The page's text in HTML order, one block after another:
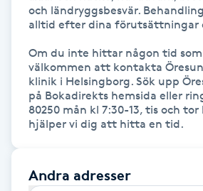
Gruppträning
Gua Sha-massage
Hatha Yoga
och ländryggsbesvär.
alltid efter dina förutsättningar
Om du inte hittar någon tid som
välkommen att kontakta
klinik i Helsingborg. Sök upp
på Bokadirekts hemsida eller
80250 mån kl 7:30-13, tis och tor
hjälper vi dig att hitta en tid.
Andra adresser